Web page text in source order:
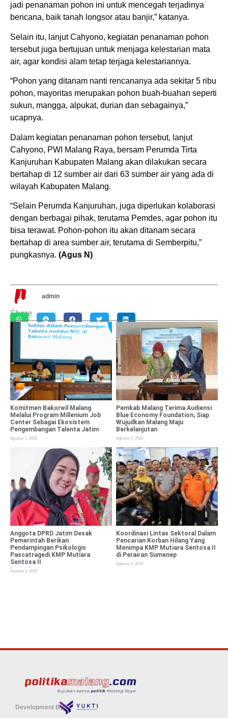
jadi penanaman pohon ini untuk mencegah terjadinya
bencana, baik tanah longsor atau banjir,” katanya.
Selain itu, lanjut Cahyono, kegiatan penanaman pohon
tersebut juga bertujuan untuk menjaga kelestarian mata
air, agar kondisi alam tetap terjaga kelestariannya.
“Pohon yang ditanam nanti rencananya ada sekitar 5 ribu
pohon, mayoritas merupakan pohon buah-buahan seperti
sukun, mangga, alpukat, durian dan sebagainya,”
ucapnya.
Dalam kegiatan penanaman pohon tersebut, lanjut
Cahyono, PWI Malang Raya, bersam Perumda Tirta
Kanjuruhan Kabupaten Malang akan dilakukan secara
bertahap di 12 sumber air dari 63 sumber air yang ada di
wilayah Kabupaten Malang.
“Selain Perumda Kanjuruhan, juga diperlukan kolaborasi
dengan berbagai pihak, terutama Pemdes, agar pohon itu
bisa terawat. Pohon-pohon itu akan ditanam secara
bertahap di area sumber air, terutama di Semberpitu,”
pungkasnya. (Agus N)
admin
Share
Komitmen Bakorwil Malang
Melalui Program Millenium Job
Center Sebagai Ekosistem
Pengembangan Talenta Jatim
Agustus 7, 2026
Pemkab Malang Terima Audiensi
Blue Economy Foundation, Siap
Wujudkan Malang Maju
Berkelanjutan
Agustus 6, 2026
Anggota DPRD Jatim Desak
Pemerintah Berikan
Pendampingan Psikologis
Pascatragedi KMP Mutiara
Sentosa II
Agustus 6, 2026
Koordinasi Lintas Sektoral Dalam
Pencarian Korban Hilang Yang
Menimpa KMP Mutiara Sentosa II
di Perairan Sumenep
Agustus 4, 2026
Development By :